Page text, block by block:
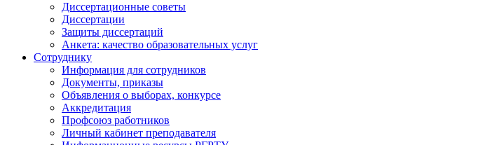
Диссертационные советы
Диссертации
Защиты диссертаций
Анкета: качество образовательных услуг
Сотруднику
Информация для сотрудников
Документы, приказы
Объявления о выборах, конкурсе
Аккредитация
Профсоюз работников
Личный кабинет преподавателя